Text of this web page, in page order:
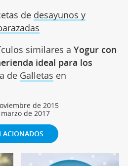
de desayunos y
similares a Yogur con
ideal para los
de Galletas en
de 2015
de 2017